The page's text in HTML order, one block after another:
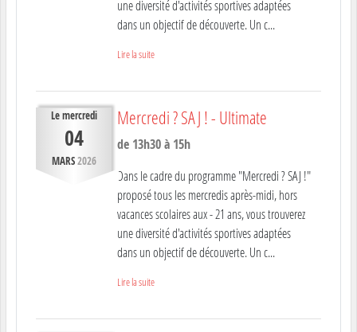
une diversité d'activités sportives adaptées
dans un objectif de découverte. Un c...
Lire la suite
Lemercredi
04
MARS2026
Mercredi ? SAJ ! - Ultimate
de 13h30 à 15h
Dans le cadre du programme "Mercredi ? SAJ !"
proposé tous les mercredis après-midi, hors
vacances scolaires aux - 21 ans, vous trouverez
une diversité d'activités sportives adaptées
dans un objectif de découverte. Un c...
Lire la suite